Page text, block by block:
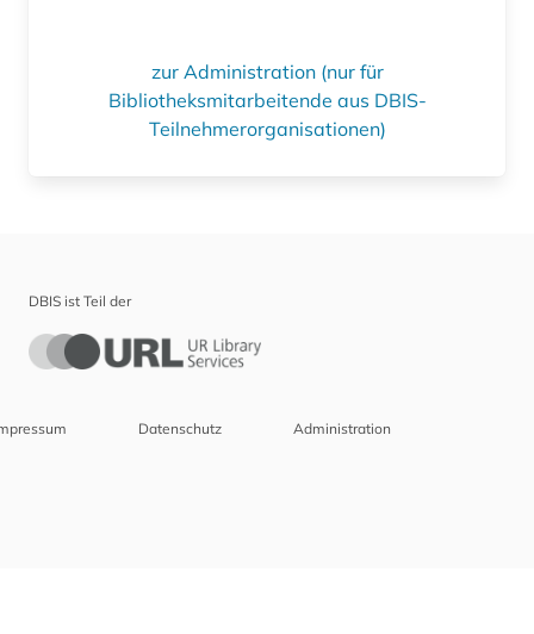
zur Administration (nur für
Bibliotheksmitarbeitende aus DBIS-
Teilnehmerorganisationen)
DBIS ist Teil der
Datenschutz Administration